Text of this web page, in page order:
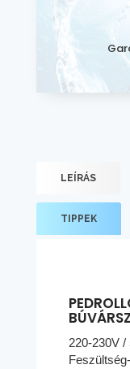
LEÍRÁS
TIPPEK
220-230V